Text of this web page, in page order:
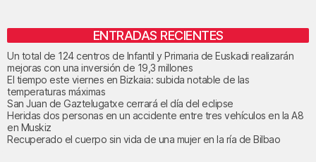
ENTRADAS RECIENTES
Un total de 124 centros de Infantil y Primaria de Euskadi realizarán
mejoras con una inversión de 19,3 millones
El tiempo este viernes en Bizkaia: subida notable de las
temperaturas máximas
San Juan de Gaztelugatxe cerrará el día del eclipse
Heridas dos personas en un accidente entre tres vehículos en la A8
en Muskiz
Recuperado el cuerpo sin vida de una mujer en la ría de Bilbao